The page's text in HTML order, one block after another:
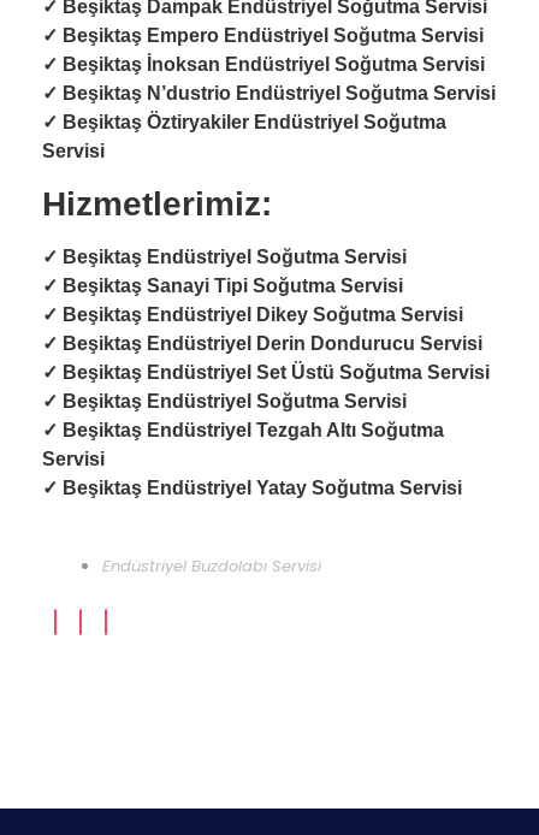
✓ Beşiktaş Dampak Endüstriyel Soğutma Servisi
✓ Beşiktaş Empero Endüstriyel Soğutma Servisi
✓ Beşiktaş İnoksan Endüstriyel Soğutma Servisi
✓ Beşiktaş N’dustrio Endüstriyel Soğutma Servisi
✓ Beşiktaş Öztiryakiler Endüstriyel Soğutma
Servisi
Hizmetlerimiz:
✓ Beşiktaş Endüstriyel Soğutma Servisi
✓ Beşiktaş Sanayi Tipi Soğutma Servisi
✓ Beşiktaş Endüstriyel Dikey Soğutma Servisi
✓ Beşiktaş Endüstriyel Derin Dondurucu Servisi
✓ Beşiktaş Endüstriyel Set Üstü Soğutma Servisi
✓ Beşiktaş Endüstriyel Soğutma Servisi
✓ Beşiktaş Endüstriyel Tezgah Altı Soğutma
Servisi
✓ Beşiktaş Endüstriyel Yatay Soğutma Servisi
Endüstriyel Buzdolabı Servisi